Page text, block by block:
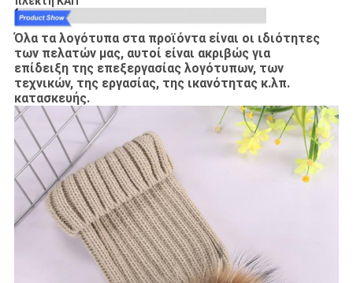
Όλα τα λογότυπα στα προϊόντα είναι οι ιδιότητες
των πελατών μας, αυτοί είναι ακριβώς για
επίδειξη της επεξεργασίας λογότυπων, των
τεχνικών, της εργασίας, της ικανότητας κ.λπ.
κατασκευής.